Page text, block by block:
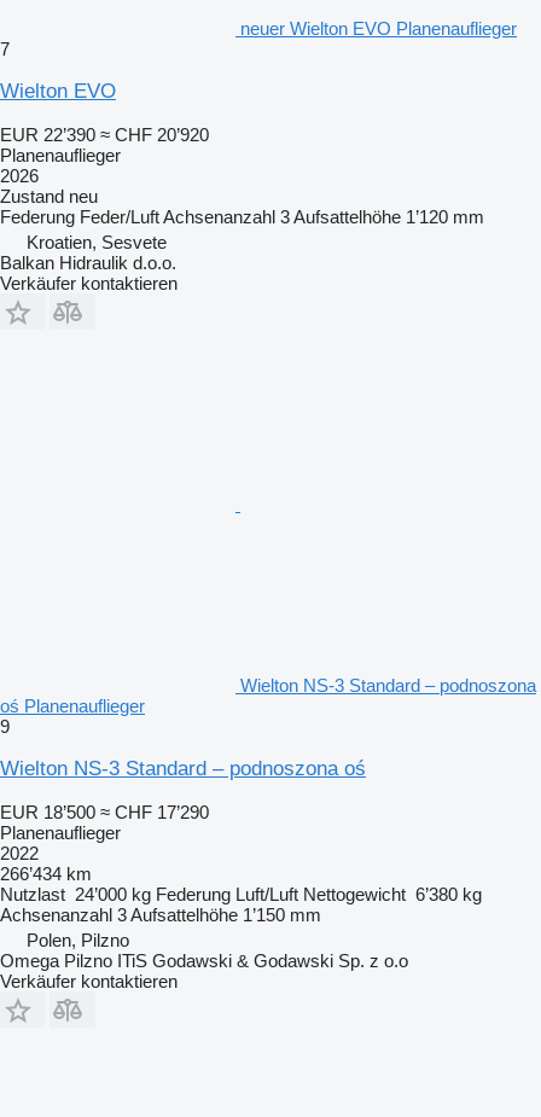
neuer Wielton EVO Planenauflieger
7
Wielton EVO
EUR 22’390 ≈ CHF 20’920
Planenauflieger
2026
Zustand neu
Federung Feder/LuftAchsenanzahl 3Aufsattelhöhe 1’120 mm
Kroatien, Sesvete
Balkan Hidraulik d.o.o.
Verkäufer kontaktieren
Wielton NS-3 Standard – podnoszona
oś Planenauflieger
9
Wielton NS-3 Standard – podnoszona oś
EUR 18’500 ≈ CHF 17’290
Planenauflieger
2022
266’434 km
Nutzlast 24’000 kg Federung Luft/Luft Nettogewicht 6’380 kg
Achsenanzahl 3Aufsattelhöhe 1’150 mm
Polen, Pilzno
Omega Pilzno ITiS Godawski & Godawski Sp. z o.o
Verkäufer kontaktieren